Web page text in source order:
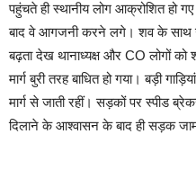
पहुंचते ही स्थानीय लोग आक्रोशित हो
बाद वे आगजनी करने लगे। शव के साथ
बढ़ता देख थानाध्यक्ष और CO लोगों को
मार्ग बुरी तरह बाधित हो गया। बड़ी
मार्ग से जाती रहीं। सड़कों पर स्पीड
दिलाने के आश्वासन के बाद ही सड़क